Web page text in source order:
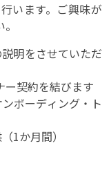
います。ご興味が
明をさせていただ
契約を結びます
ボーディング・ト
1か月間）